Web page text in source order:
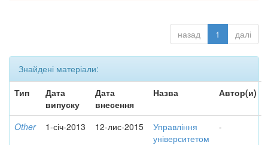
назад 1 далі
Знайдені матеріали:
Тип
Дата
випуску
Дата
внесення
Назва Автор(и)
Other 1-січ-2013 12-лис-2015
Управління
університетом
-